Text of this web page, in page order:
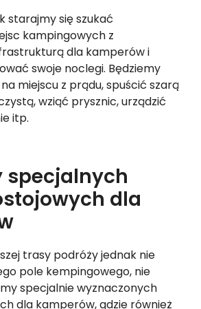
starajmy się szukać
kampingowych z
dla kamperów i
swoje noclegi. Będziemy
miejscu z prądu, spuścić szarą
wziąć prysznic, urządzić
itp.
specjalnych
dla
trasy podróży jednak nie
pole kempingowego, nie
specjalnie wyznaczonych
dla kamperów, gdzie również